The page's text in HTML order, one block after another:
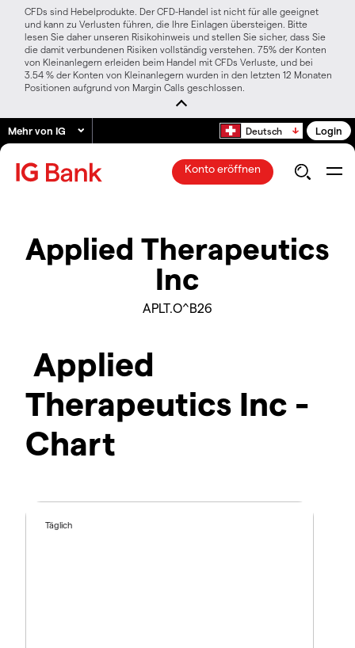
CFDs sind Hebelprodukte. Der CFD-Handel ist nicht für alle geeignet
und kann zu Verlusten führen, die Ihre Einlagen übersteigen. Bitte
lesen Sie daher unseren Risikohinweis und stellen Sie sicher, dass Sie
die damit verbundenen Risiken vollständig verstehen. 75% der Konten
von Kleinanlegern erleiden beim Handel mit CFDs Verluste, und bei
3.54 % der Konten von Kleinanlegern wurden in den letzten 12 Monaten
Positionen aufgrund von Margin Calls geschlossen.
Mehr von IG Deutsch Login
Konto eröffnen
Applied Therapeutics
Inc
APLT.O^B26
Applied
Therapeutics Inc -
Chart
Täglich